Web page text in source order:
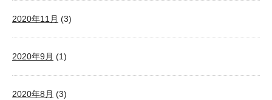
2020年11月 (3)
2020年9月 (1)
2020年8月 (3)